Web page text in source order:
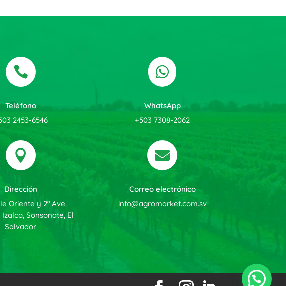

Teléfono
2453-6546

Dirección
Oriente y 2ª Ave.
Sonsonate, El
Salvador

WhatsApp
+503 7308-2062

Correo electrónico
info@agromarket.com.sv